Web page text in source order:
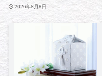
2026年8月8日